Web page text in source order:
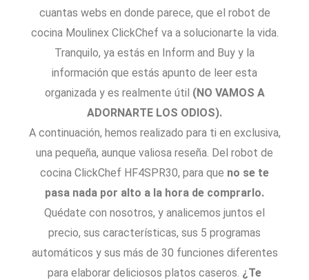
cuantas webs en donde parece, que el robot de
cocina Moulinex ClickChef va a solucionarte la vida.
Tranquilo, ya estás en Inform and Buy y la
información que estás apunto de leer esta
organizada y es realmente útil (NO VAMOS A
ADORNARTE LOS ODIOS).
A continuación, hemos realizado para ti en exclusiva,
una pequeña, aunque valiosa reseña. Del robot de
cocina ClickChef HF4SPR30, para que no se te
pasa nada por alto a la hora de comprarlo.
Quédate con nosotros, y analicemos juntos el
precio, sus características, sus 5 programas
automáticos y sus más de 30 funciones diferentes
para elaborar deliciosos platos caseros. ¿Te